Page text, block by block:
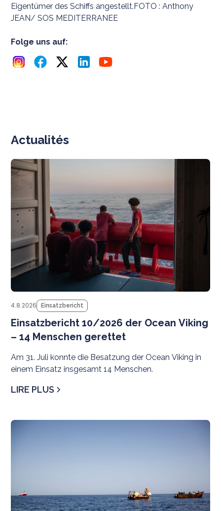
Eigentümer des Schiffs angestellt.FOTO : Anthony
JEAN/ SOS MEDITERRANEE
Folge uns auf:
Actualités
4.8.2026 Einsatzbericht
Einsatzbericht 10/2026 der Ocean Viking
– 14 Menschen gerettet
Am 31. Juli konnte die Besatzung der Ocean Viking in
einem Einsatz insgesamt 14 Menschen.
LIRE PLUS